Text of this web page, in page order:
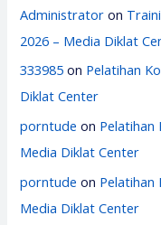
Administrator on
2026 – Media Diklat
333985 on Pelatihan
Diklat Center
porntude on Pelatihan
Media Diklat Center
porntude on Pelatihan
Media Diklat Center